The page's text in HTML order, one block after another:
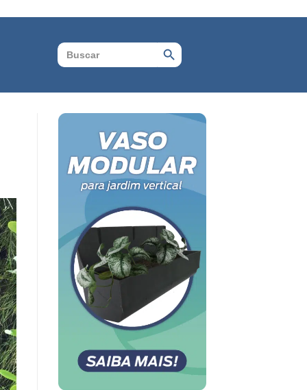
Search
for:
Search Button